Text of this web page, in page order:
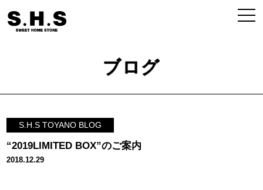
ブログ
S.H.S TOYANO BLOG
“2019LIMITED BOX”のご案内
2018.12.29